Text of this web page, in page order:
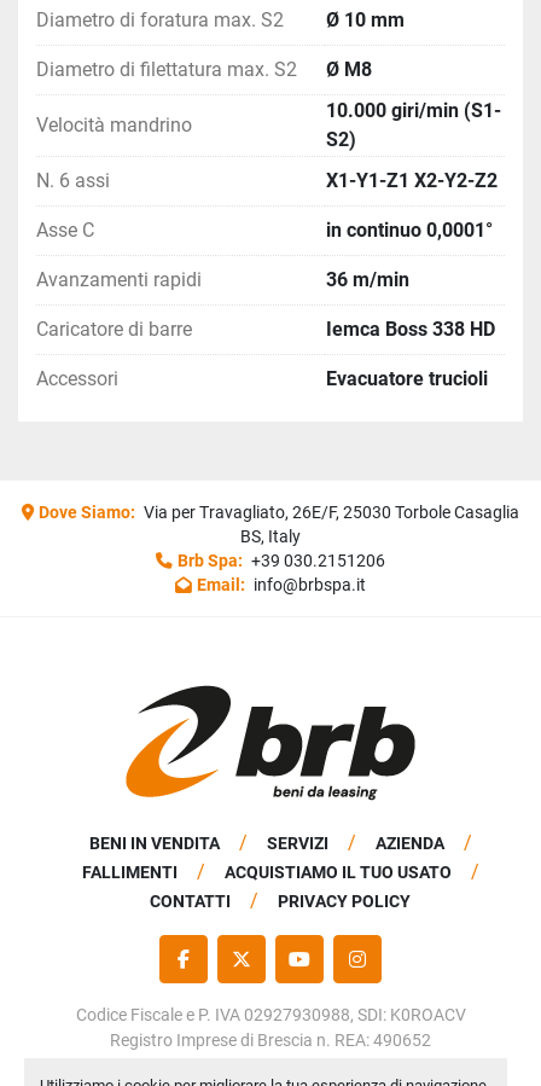
Diametro di foratura max. S2 Ø 10 mm
Diametro di filettatura max. S2 Ø M8
Velocità mandrino
10.000 giri/min (S1-
S2)
N. 6 assi
X1-Y1-Z1 X2-Y2-Z2
Asse C in continuo 0,0001°
Avanzamenti rapidi 36 m/min
Caricatore di barre Iemca Boss 338 HD
Accessori Evacuatore trucioli
Dove Siamo: Via per Travagliato, 26E/F, 25030 Torbole Casaglia
BS, Italy
Brb Spa: +39 030.2151206
Email: info@brbspa.it
BENI IN VENDITA SERVIZI
AZIENDA
FALLIMENTI
ACQUISTIAMO IL TUO USATO
CONTATTI
PRIVACY POLICY
FACEBOOKTWITTERYOUTUBEINSTAGRAM
Codice Fiscale e P. IVA 02927930988, SDI: K0ROACV
Registro Imprese di Brescia n. REA: 490652